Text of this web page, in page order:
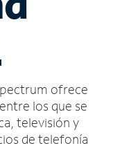
ofrece
los que se
televisión y
de telefonía